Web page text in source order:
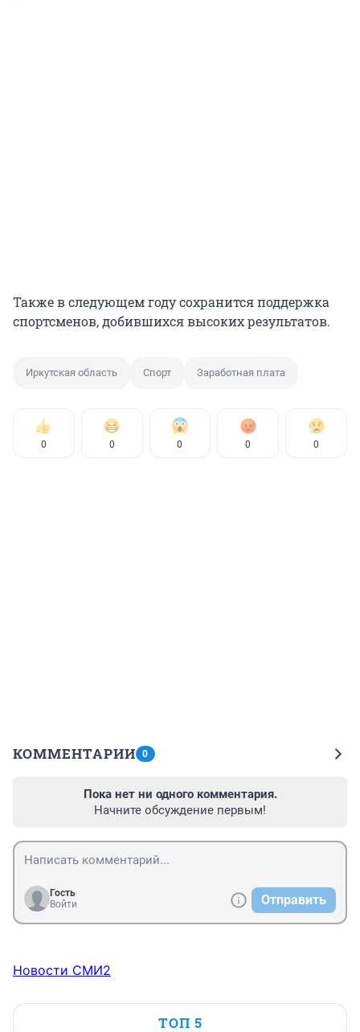
Также в следующем году сохранится поддержка
спортсменов, добившихся высоких результатов.
Иркутская область Спорт Заработная плата
0 0 0 0 0
КОММЕНТАРИИ 0
Пока нет ни одного комментария.
Начните обсуждение первым!
Гость
Войти
Отправить
Новости СМИ2
ТОП 5